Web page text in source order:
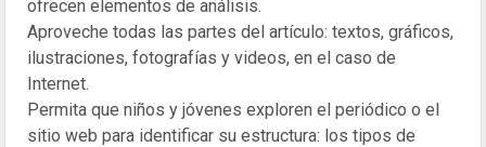
ofrecen elementos de análisis.
Aproveche todas las partes del artículo: textos, gráficos,
ilustraciones, fotografías y videos, en el caso de
Internet.
Permita que niños y jóvenes exploren el periódico o el
sitio web para identificar su estructura: los tipos de